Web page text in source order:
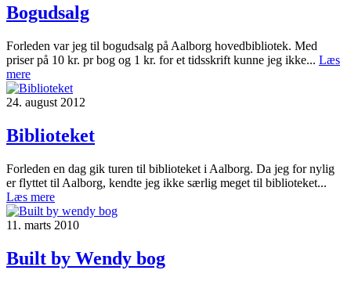
Bogudsalg
Forleden var jeg til bogudsalg på Aalborg hovedbibliotek. Med
priser på 10 kr. pr bog og 1 kr. for et tidsskrift kunne jeg ikke... Læs
mere
24. august 2012
Biblioteket
Forleden en dag gik turen til biblioteket i Aalborg. Da jeg for nylig
er flyttet til Aalborg, kendte jeg ikke særlig meget til biblioteket...
Læs mere
11. marts 2010
Built by Wendy bog